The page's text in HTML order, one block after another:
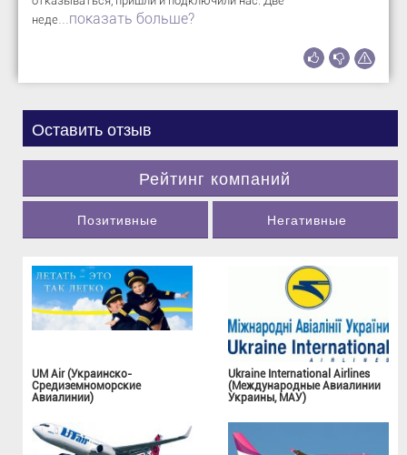
неде...показать больше?
Оставить отзыв
Рейтинг компаний
Позитивные Негативные
UM Air (Украинско-
Средиземноморские
Авиалинии)
Ukraine International Airlines
(Международные Авиалинии
Украины, МАУ)